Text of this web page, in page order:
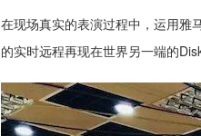
在现场真实的表演过程中，运用雅
的实时远程再现在世界另一端的